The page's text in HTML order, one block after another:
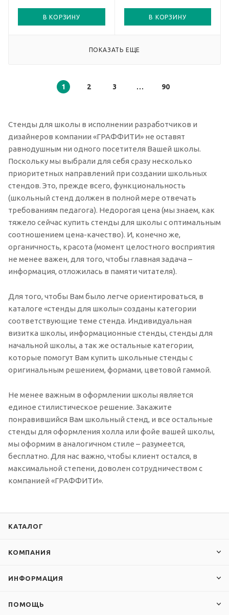
В КОРЗИНУ В КОРЗИНУ
ПОКАЗАТЬ ЕЩЕ
1 2 3 90
Стенды для школы в исполнении разработчиков и
дизайнеров компании «ГРАФФИТИ» не оставят
равнодушным ни одного посетителя Вашей школы.
Поскольку мы выбрали для себя сразу несколько
приоритетных направлений при создании школьных
стендов. Это, прежде всего, функциональность
(школьный стенд должен в полной мере отвечать
требованиям педагога). Недорогая цена (мы знаем, как
тяжело сейчас купить стенды для школы с оптимальным
соотношением цена-качество). И, конечно же,
органичность, красота (момент целостного восприятия
не менее важен, для того, чтобы главная задача –
информация, отложилась в памяти читателя).
Для того, чтобы Вам было легче ориентироваться, в
каталоге «стенды для школы» созданы категории
соответствующие теме стенда. Индивидуальная
визитка школы, информационные стенды, стенды для
начальной школы, а так же остальные категории,
которые помогут Вам купить школьные стенды с
оригинальным решением, формами, цветовой гаммой.
Не менее важным в оформлении школы является
единое стилистическое решение. Закажите
понравившийся Вам школьный стенд, и все остальные
стенды для оформления холла или фойе вашей школы,
мы оформим в аналогичном стиле – разумеется,
бесплатно. Для нас важно, чтобы клиент остался, в
максимальной степени, доволен сотрудничеством с
компанией «ГРАФФИТИ».
КАТАЛОГ
КОМПАНИЯ
ИНФОРМАЦИЯ
ПОМОЩЬ